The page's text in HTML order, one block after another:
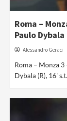
Roma –
Paulo Dybala
Alessandro Geraci
Roma – Monza
Dybala (R), 16'